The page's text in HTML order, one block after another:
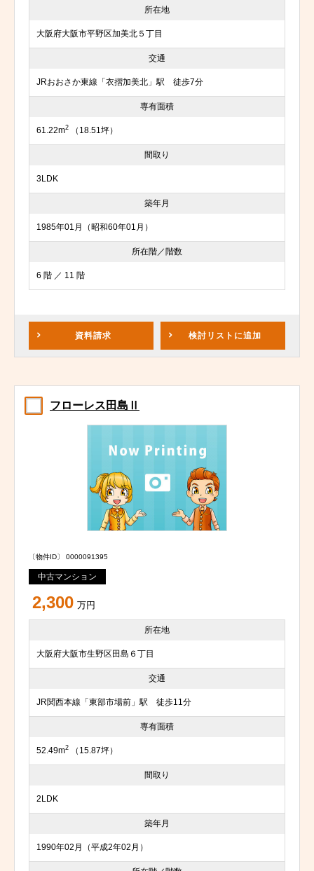
所在地
大阪府大阪市平野区加美北５丁目
交通
JRおおさか東線「衣摺加美北」駅 徒歩7分
専有面積
61.22m2 （18.51坪）
間取り
3LDK
築年月
1985年01月（昭和60年01月）
所在階／階数
6 階 ／ 11 階
資料請求 検討リスト に追加
フローレス田島Ⅱ
〔物件ID〕 0000091395
中古マンション
2,300 万円
所在地
大阪府大阪市生野区田島６丁目
交通
JR関西本線「東部市場前」駅 徒歩11分
専有面積
52.49m2 （15.87坪）
間取り
2LDK
築年月
1990年02月（平成2年02月）